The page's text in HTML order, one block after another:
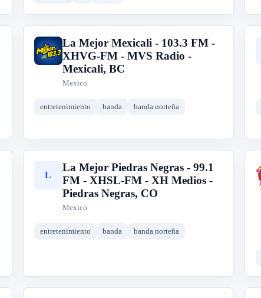
L
La Mejor Mexicali - 103.3 FM -
XHVG-FM - MVS Radio -
Mexicali, BC
Mexico
entretenimiento banda banda norteña
L
La Mejor Piedras Negras - 99.1
FM - XHSL-FM - XH Medios -
Piedras Negras, CO
Mexico
entretenimiento banda banda norteña